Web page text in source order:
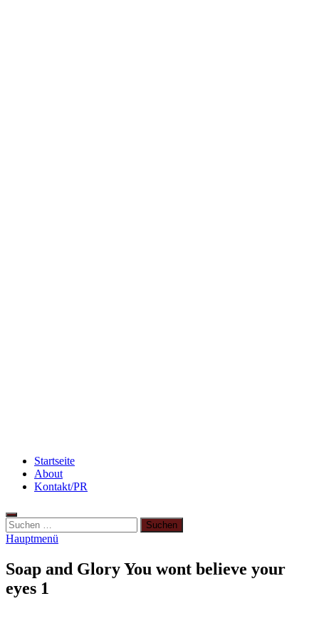
Startseite
About
Kontakt/PR
Suchen
nach:
Hauptmenü
Soap and Glory You wont believe your
eyes 1